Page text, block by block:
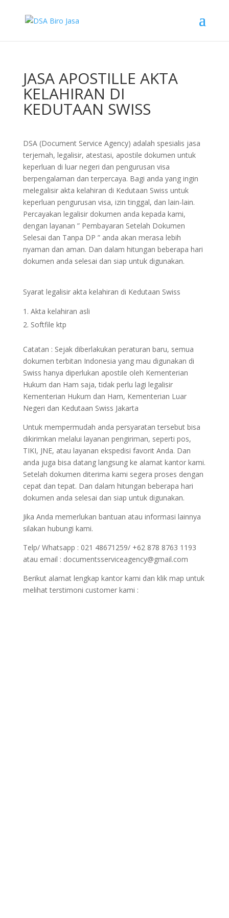
JASA APOSTILLE AKTA
KELAHIRAN DI
KEDUTAAN SWISS
DSA (Document Service Agency) adalah spesialis jasa
terjemah, legalisir, atestasi, apostile dokumen untuk
keperluan di luar negeri dan pengurusan visa
berpengalaman dan terpercaya. Bagi anda yang ingin
melegalisir akta kelahiran di Kedutaan Swiss untuk
keperluan pengurusan visa, izin tinggal, dan lain-lain.
Percayakan legalisir dokumen anda kepada kami,
dengan layanan ” Pembayaran Setelah Dokumen
Selesai dan Tanpa DP ” anda akan merasa lebih
nyaman dan aman. Dan dalam hitungan beberapa hari
dokumen anda selesai dan siap untuk digunakan.
Syarat legalisir akta kelahiran di Kedutaan Swiss
Akta kelahiran asli
Softfile ktp
Catatan : Sejak diberlakukan peraturan baru, semua
dokumen terbitan Indonesia yang mau digunakan di
Swiss hanya diperlukan apostile oleh Kementerian
Hukum dan Ham saja, tidak perlu lagi legalisir
Kementerian Hukum dan Ham, Kementerian Luar
Negeri dan Kedutaan Swiss Jakarta
Untuk mempermudah anda persyaratan tersebut bisa
dikirimkan melalui layanan pengiriman, seperti pos,
TIKI, JNE, atau layanan ekspedisi favorit Anda. Dan
anda juga bisa datang langsung ke alamat kantor kami.
Setelah dokumen diterima kami segera proses dengan
cepat dan tepat. Dan dalam hitungan beberapa hari
dokumen anda selesai dan siap untuk digunakan.
Jika Anda memerlukan bantuan atau informasi lainnya
silakan hubungi kami.
Telp/ Whatsapp : 021 48671259/ +62 878 8763 1193
atau email : documentsserviceagency@gmail.com
Berikut alamat lengkap kantor kami dan klik map untuk
melihat terstimoni customer kami :